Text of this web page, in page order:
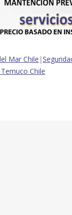
Mar Chile |
Chile